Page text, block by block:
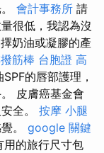
會計事務所 請
很低，我認為沒
奶油或凝膠的產
筋棒 台胞證 高
的唇部護理，
皮膚癌基金會
全。 按摩 小腿
。 google 關鍵
用的旅行尺寸包